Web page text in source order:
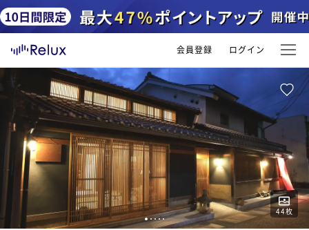
会員登録 ログイン
44枚
12345